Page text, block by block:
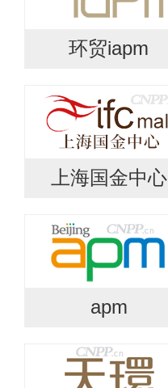
环贸iapm
上海国金中心
apm